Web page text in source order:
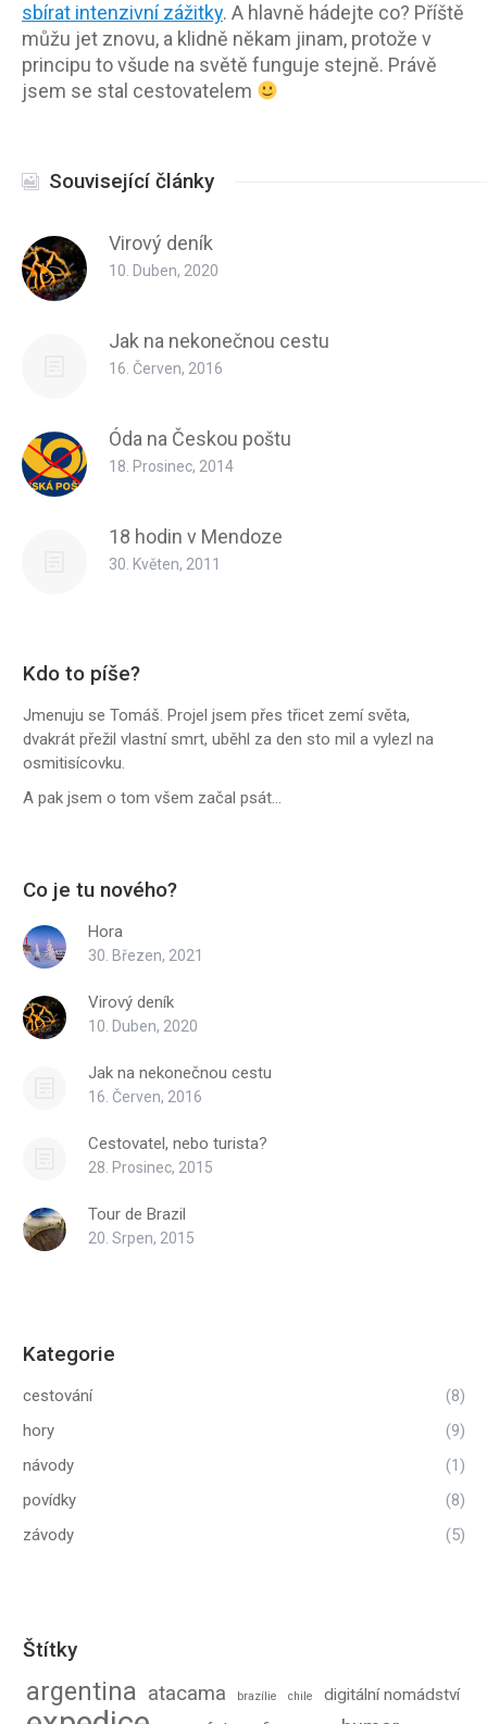
sbírat intenzivní zážitky. A hlavně hádejte co? Příště
můžu jet znovu, a klidně někam jinam, protože v
principu to všude na světě funguje stejně. Právě
jsem se stal cestovatelem
Související články
Virový deník
10. Duben, 2020
Jak na nekonečnou cestu
16. Červen, 2016
Óda na Českou poštu
18. Prosinec, 2014
18 hodin v Mendoze
30. Květen, 2011
Kdo to píše?
Jmenuju se Tomáš. Projel jsem přes třicet zemí světa,
dvakrát přežil vlastní smrt, uběhl za den sto mil a vylezl na
osmitisícovku.
A pak jsem o tom všem začal psát...
Co je tu nového?
Hora
30. Březen, 2021
Virový deník
10. Duben, 2020
Jak na nekonečnou cestu
16. Červen, 2016
Cestovatel, nebo turista?
28. Prosinec, 2015
Tour de Brazil
20. Srpen, 2015
Kategorie
cestování
(8)
hory
(9)
návody
(1)
povídky
(8)
závody
(5)
Štítky
argentina atacama brazílie chile digitální nomádství